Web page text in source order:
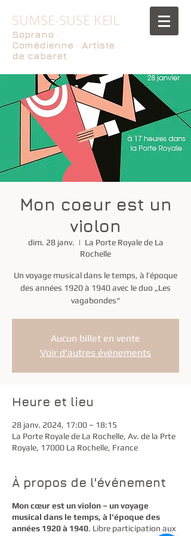
SUMSE-SUSE KEIL
Soprano ·
Comédienne · Artiste
de cabaret
Mon coeur est un
violon
dim. 28 janv.
  |
La Porte Royale de La
Rochelle
Un voyage musical dans le temps, à l’époque
des années 1920 à 1940 avec le duo „Les
vagabondes“
Aucun billet en vente
Voir d'autres événements
Heure et lieu
28 janv. 2024, 17:00 – 18:15
La Porte Royale de La Rochelle, Av. de la Prte
Royale, 17000 La Rochelle, France
À propos de l'événement
Mon cœur est un violon – un voyage
musical dans le temps, à l’époque des
années 1920 à 1940. Libre participation aux